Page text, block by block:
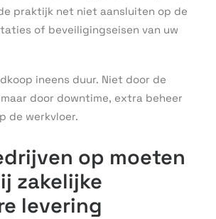
praktijk net niet aansluiten op de
of beveiligingseisen van uw
ineens duur. Niet door de
door downtime, extra beheer
de werkvloer.
op moeten
zakelijke
levering